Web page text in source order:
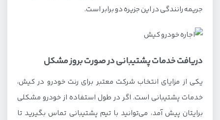
جریمه رانندگی در این جزیره دو برابر است.
دریافت خدمات پشتیبانی در صورت بروز مشکل
یکی از مزایای انتخاب شرکت معتبر برای رنت خودرو در کیش،
خدمات پشتیبانی است. اگر در طول استفاده از خودرو مشکلی
برایتان پیش آمد، می‌توانید با تیم پشتیبانی تماس بگیرید تا